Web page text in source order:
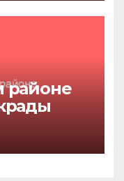
районе